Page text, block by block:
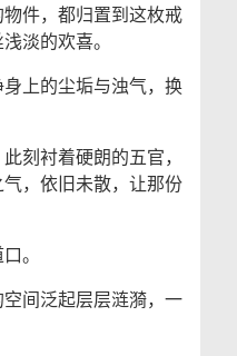
件，都归置到这枚戒
淡的欢喜。
上的尘垢与浊气，换
刻衬着硬朗的五官，
，依旧未散，让那份
。
间泛起层层涟漪，一